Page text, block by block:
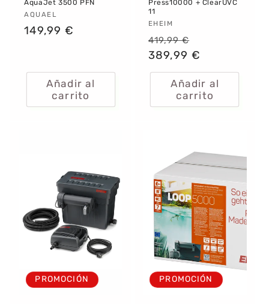
AquaJet 3500 PFN
Proveedor:
AQUAEL
Precio
149,99 €
Añadir al
carrito
Press10000 + ClearUVC
11
Proveedor:
EHEIM
Precio
habitual
419,99 €
de
oferta
389,99 €
Añadir al
carrito
PROMOCIÓN PROMOCIÓN